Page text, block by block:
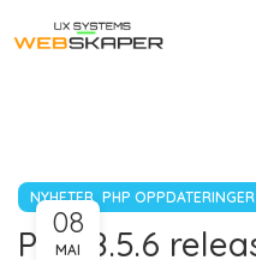
NYHETER, PHP OPPDATERINGER
PHP 8.5.6
08
MAI